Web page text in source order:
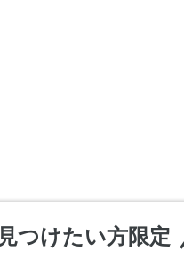
つけたい方限定